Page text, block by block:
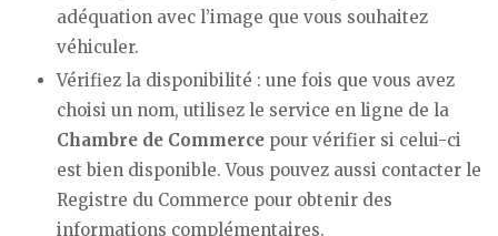
adéquation avec l’image que vous souhaitez
véhiculer.
Vérifiez la disponibilité : une fois que vous avez
choisi un nom, utilisez le service en ligne de la
Chambre de Commerce pour vérifier si celui-ci
est bien disponible. Vous pouvez aussi contacter le
Registre du Commerce pour obtenir des
informations complémentaires.